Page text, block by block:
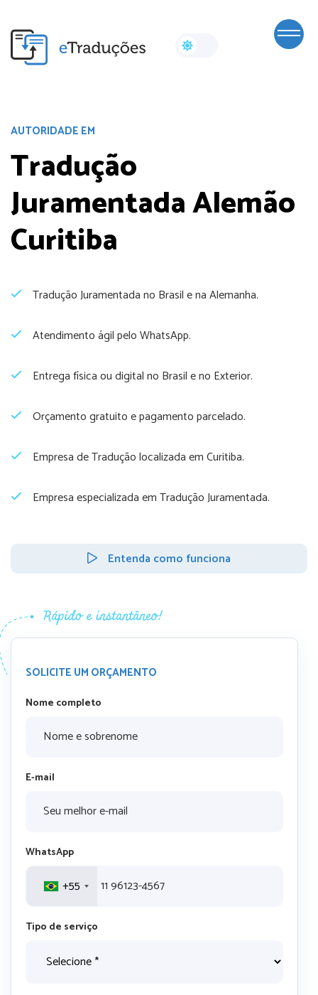
AUTORIDADE EM
Tradução
Juramentada Alemão
Curitiba
Tradução Juramentada no Brasil e na Alemanha.
Atendimento ágil pelo WhatsApp.
Entrega física ou digital no Brasil e no Exterior.
Orçamento gratuito e pagamento parcelado.
Empresa de Tradução localizada em Curitiba.
Empresa especializada em Tradução Juramentada.
Entenda como funciona
SOLICITE UM ORÇAMENTO
Nome completo
E-mail
WhatsApp
+55
Tipo de serviço